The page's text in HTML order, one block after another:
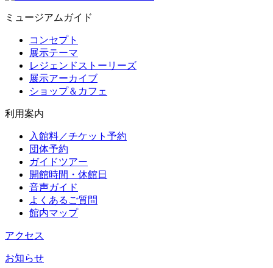
ミュージアムガイド
コンセプト
展示テーマ
レジェンドストーリーズ
展示アーカイブ
ショップ＆カフェ
利用案内
入館料／チケット予約
団体予約
ガイドツアー
開館時間・休館日
音声ガイド
よくあるご質問
館内マップ
アクセス
お知らせ